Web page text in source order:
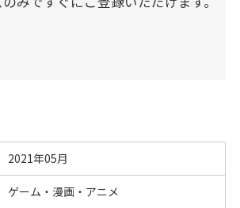
2021年05月
ゲーム・漫画・アニメ